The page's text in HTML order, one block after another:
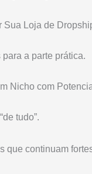
Sua Loja de
a parte prática.
Nicho com
tudo”.
que continuam